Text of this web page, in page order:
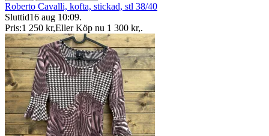
Roberto Cavalli, kofta, stickad, stl 38/40
Sluttid16 aug 10:09.
Pris:1 250 kr,Eller Köp nu 1 300 kr,.